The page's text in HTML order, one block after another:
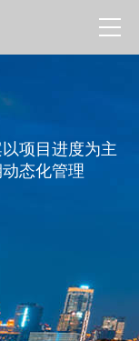
项目进度为主
态化管理